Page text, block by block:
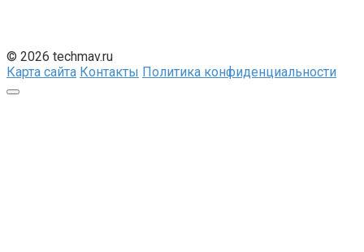
© 2026 techmav.ru
Карта сайта Контакты Политика конфиденциальности